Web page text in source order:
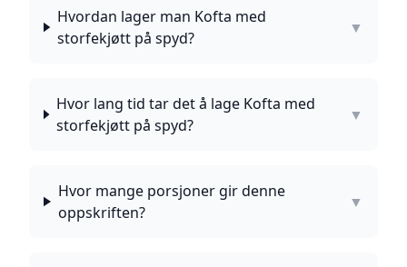
Hvordan lager man Kofta med
storfekjøtt på spyd?
▼
Hvor lang tid tar det å lage Kofta med
storfekjøtt på spyd?
▼
Hvor mange porsjoner gir denne
oppskriften?
▼